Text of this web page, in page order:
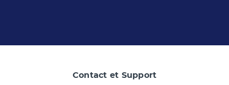
Contact et Support